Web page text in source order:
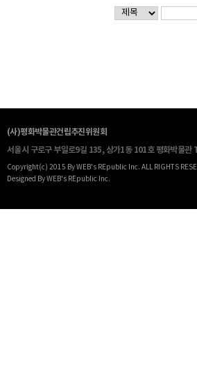
(사)평화박물관건립추진위원회
서울시 구로구 부일로9길 135, 상가1동 101호 평화박물관
Copyright(c) 2015 By WEB's REpublic Inc. ALL RIGHTS
Designed By WEB's REpublic Inc.